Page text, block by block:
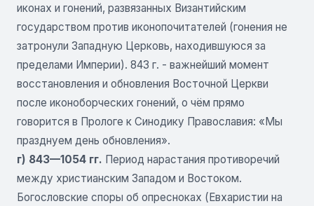
иконах и гонений, развязанных Византийским
государством против иконопочитателей (гонения не
затронули Западную Церковь, находившуюся за
пределами Империи). 843 г. - важнейший момент
восстановления и обновления Восточной Церкви
после иконоборческих гонений, о чём прямо
говорится в Прологе к Синодику Православия: «Мы
празднуем день обновления».
г) 843—1054 гг. Период нарастания противоречий
между христианским Западом и Востоком.
Богословские споры об опресноках (Евхаристии на